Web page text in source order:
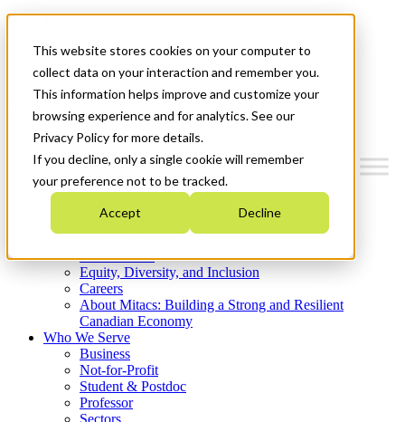
This website stores cookies on your computer to
collect data on your interaction and remember you.
This information helps improve and customize your
browsing experience and for analytics. See our
Privacy Policy for more details.
If you decline, only a single cookie will remember
your preference not to be tracked.
Accept Decline
News & Events
Get Started
Menu
Who We Are
Strategic Plan 2026-2030
What We Do
Equity, Diversity, and Inclusion
Careers
About Mitacs: Building a Strong and Resilient
Canadian Economy
Who We Serve
Business
Not-for-Profit
Student & Postdoc
Professor
Sectors